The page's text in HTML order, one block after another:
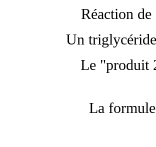
Réaction
Un
Le "produit
La